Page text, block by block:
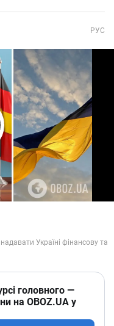
РУС
Video
головного —
на OBOZ.UA у